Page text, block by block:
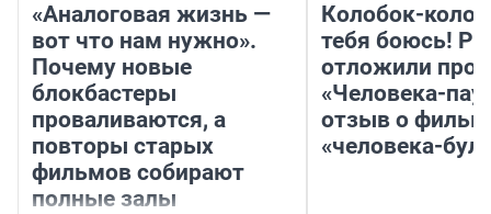
«Аналоговая жизнь —
вот что нам нужно».
Почему новые
блокбастеры
проваливаются, а
повторы старых
фильмов собирают
полные залы
Колобок-
тебя боюсь!
отложили
«Человека-
отзыв о
«человека-